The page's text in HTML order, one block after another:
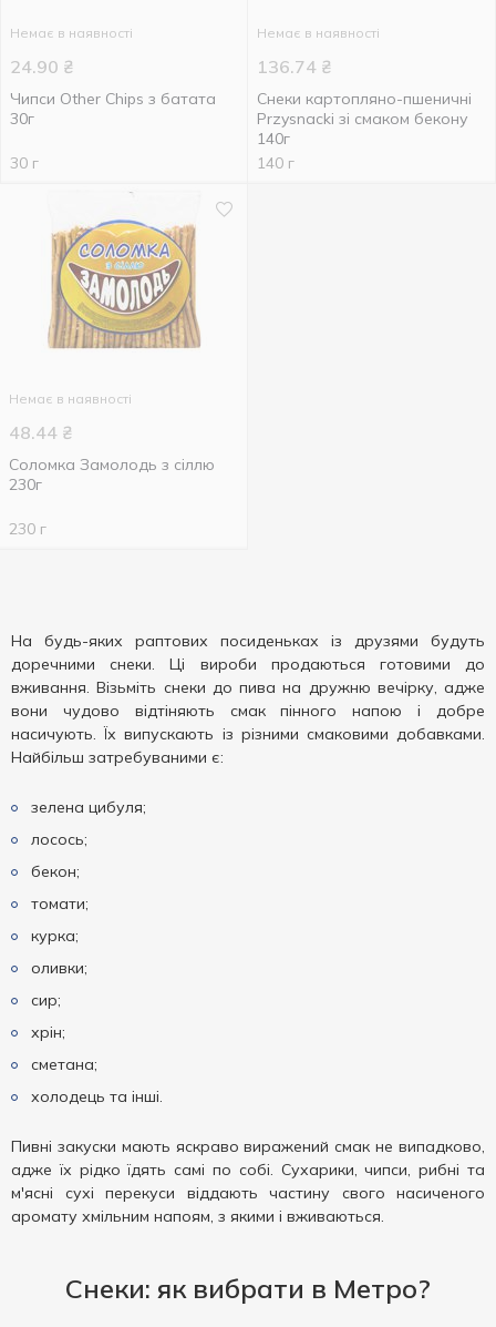
Немає в наявності
24.90 ₴
Чипси Other Chips з батата
30г
30 г
Немає в наявності
136.74 ₴
Снеки картопляно-пшеничні
Przysnacki зі смаком бекону
140г
140 г
Немає в наявності
48.44 ₴
Соломка Замолодь з сіллю
230г
230 г
На будь-яких раптових посиденьках із друзями будуть
доречними снеки. Ці вироби продаються готовими до
вживання. Візьміть снеки до пива на дружню вечірку, адже
вони чудово відтіняють смак пінного напою і добре
насичують. Їх випускають із різними смаковими добавками.
Найбільш затребуваними є:
зелена цибуля;
лосось;
бекон;
томати;
курка;
оливки;
сир;
хрін;
сметана;
холодець та інші.
Пивні закуски мають яскраво виражений смак не випадково,
адже їх рідко їдять самі по собі. Сухарики, чипси, рибні та
м'ясні сухі перекуси віддають частину свого насиченого
аромату хмільним напоям, з якими і вживаються.
Снеки: як вибрати в Метро?